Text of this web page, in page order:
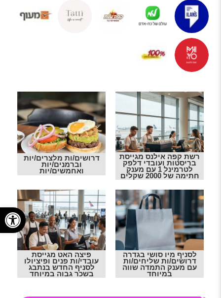
רשת קפה אילנס מגייסת
בריסטות ועובדי דלפק
לטרמינל 1 עם מענק
חתימה של 2000 שקלים
דרושים/ות מלצרים/יות
וברמנים/יות
ואחמשים/יות
לסניף מיו סושי בגדרה
דרושים/ות שליחים/ות
עם מענק התמדה שווה
במיוחד
פיצה האט מגייסת
עובדי/ות פנים ופיציולו
לסניף החדש בנתבג
בשכר גבוה במיוחד